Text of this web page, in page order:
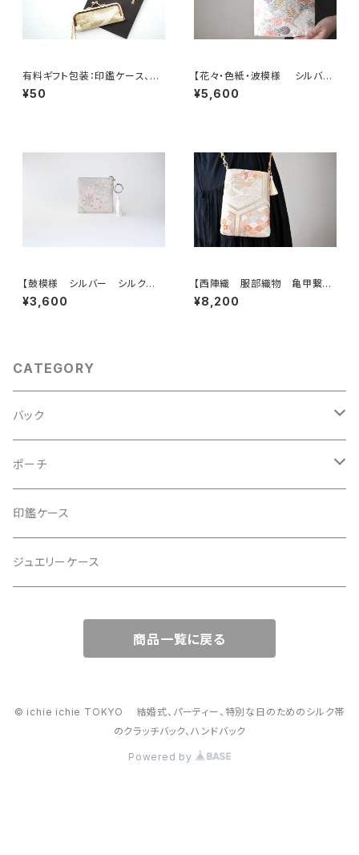
有料ギフト包装：印鑑ケース、ミ
ニジュエリケース用ミニショッピ
ングバック
¥50
【花々・色紙・波模様 シルバ
ー・薄ピンク シルク帯リメイク
ミニサブバッグ フォーマルバッ
¥5,600
【鼓模様 シルバー シルク帯リ
メイク バッグチャーム型スクエ
アポーチ】メイクポーチ 旅
¥3,600
【西陣織 服部織物 亀甲繋ぎ
に鳳凰・花模様 帯リメイク
スマホショルダーバッグ】日常使
¥8,200
CATEGORY
バック
2Wayクラッチバッグ＆ハンドバッグ
ハンドバッグ・ショルダーバッグ
スマホショルダー、サコッシュ
トートーバッグ
コロンとしたハンドバッグ
ポーチ
コロンとした大容量コスメポーチ
ミニポーチ
印鑑ケース
ジュエリーケース
商品一覧に戻る
© ichie ichie TOKYO 結婚式、パーティー、特別な日のためのシルク帯
のクラッチバック、ハンドバック
Powered by